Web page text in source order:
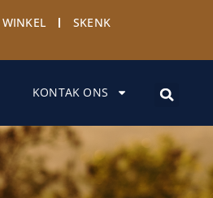
WINKEL SKENK
KONTAK ONS